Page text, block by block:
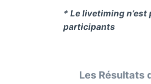
* Le livetiming
participants
Les Résultats